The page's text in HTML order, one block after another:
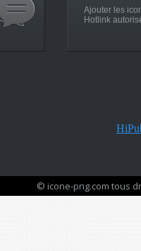
Ajouter les
Hotlink
© icone-png.com tous